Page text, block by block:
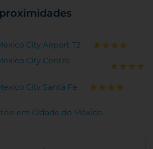
City Airport T2
City Centro
City Santa Fe
em Cidade do México